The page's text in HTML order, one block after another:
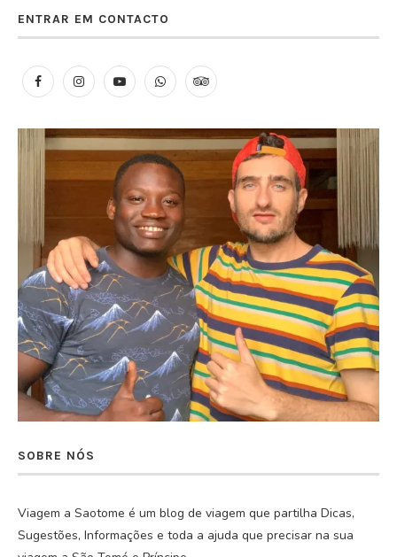
ENTRAR EM CONTACTO
SOBRE NÓS
Viagem a Saotome é um blog de viagem que partilha Dicas,
Sugestões, Informações e toda a ajuda que precisar na sua